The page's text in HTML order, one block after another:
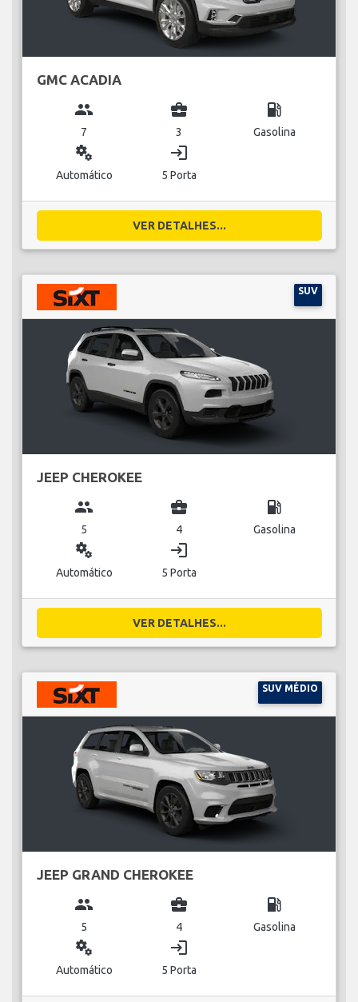
GMC ACADIA
group
7
business_center
3
local_gas_station
Gasolina
miscellaneous_services
Automático
login
5 Porta
VER DETALHES...
SUV
JEEP CHEROKEE
group
5
business_center
4
local_gas_station
Gasolina
miscellaneous_services
Automático
login
5 Porta
VER DETALHES...
SUV MÉDIO
JEEP GRAND CHEROKEE
group
5
business_center
4
local_gas_station
Gasolina
miscellaneous_services
Automático
login
5 Porta